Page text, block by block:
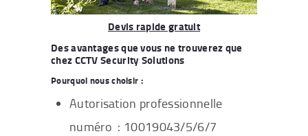
Devis rapide gratuit
Des avantages que vous ne trouverez que
chez CCTV Security Solutions
Pourquoi nous choisir :
Autorisation professionnelle
numéro : 10019043/5/6/7